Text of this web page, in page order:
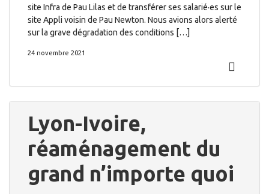
site Infra de Pau Lilas et de transférer ses salarié·es sur le
site Appli voisin de Pau Newton. Nous avions alors alerté
sur la grave dégradation des conditions […]
24 novembre 2021
Lyon-Ivoire,
réaménagement du
grand n’importe quoi